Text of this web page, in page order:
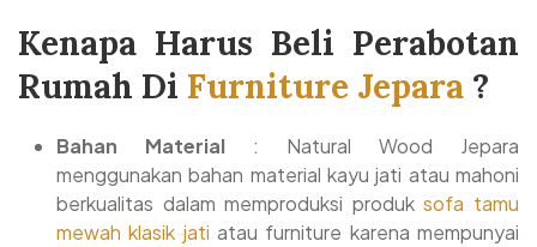
Kenapa Harus Beli Perabotan
Rumah Di Furniture Jepara ?
Bahan Material : Natural Wood Jepara
menggunakan bahan material kayu jati atau mahoni
berkualitas dalam memproduksi produksofa tamu
mewah klasik jati atau furniture karena mempunyai